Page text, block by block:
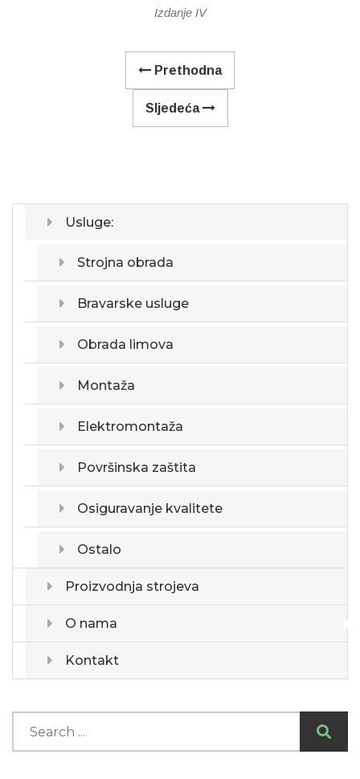
Izdanje IV
Prethodna
Sljedeća
Usluge:
Strojna obrada
Bravarske usluge
Obrada limova
Montaža
Elektromontaža
Površinska zaštita
Osiguravanje kvalitete
Ostalo
Proizvodnja strojeva
O nama
Kontakt